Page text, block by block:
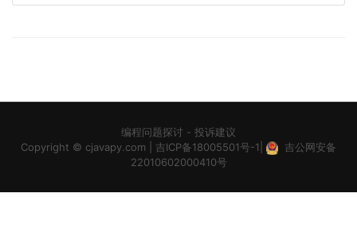
编程问题探讨 - 投诉建议
Copyright © cjavapy.com 吉ICP备18005501号-1
吉公网安备
22010602000410号